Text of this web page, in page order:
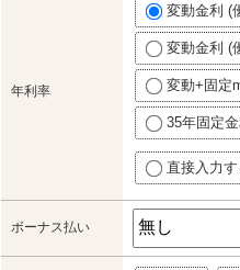
年利率
変動金利 (
変動金利 (
変動+固定
35年固定
直接入力す
ボーナス払い